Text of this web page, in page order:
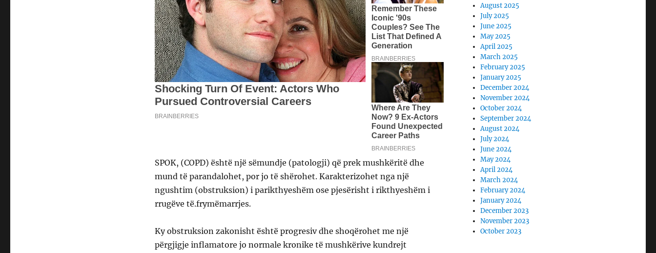
SPOK, (COPD) është një sëmundje (patologji) që prek mushkëritë dhe
mund të parandalohet, por jo të shërohet. Karakterizohet nga një
ngushtim (obstruksion) i parikthyeshëm ose pjesërisht i rikthyeshëm i
rrugëve të.frymëmarrjes.
Ky obstruksion zakonisht është progresiv dhe shoqërohet me një
përgjigje inflamatore jo normale kronike të mushkërive kundrejt
August 2025
July 2025
June 2025
May 2025
April 2025
March 2025
February 2025
January 2025
December 2024
November 2024
October 2024
September 2024
August 2024
July 2024
June 2024
May 2024
April 2024
March 2024
February 2024
January 2024
December 2023
November 2023
October 2023